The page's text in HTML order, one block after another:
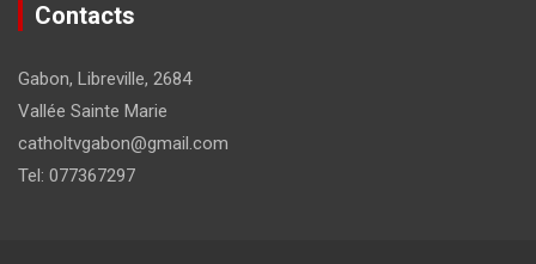
Contacts
Gabon, Libreville, 2684
Vallée Sainte Marie
catholtvgabon@gmail.com
Tel: 077367297